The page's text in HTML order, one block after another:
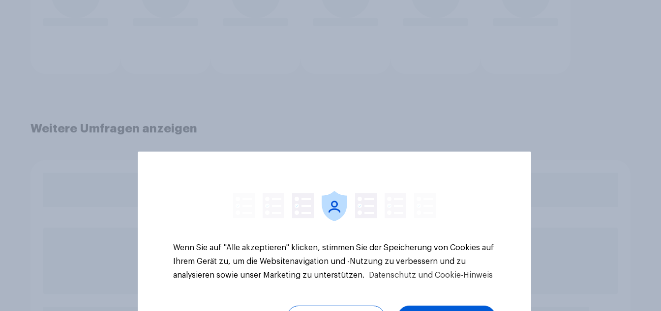
Weitere Umfragen anzeigen
Wenn Sie auf "Alle akzeptieren" klicken, stimmen Sie der Speicherung von Cookies auf
Ihrem Gerät zu, um die Websitenavigation und -Nutzung zu verbessern und zu
analysieren sowie unser Marketing zu unterstützen.
Datenschutz und Cookie-Hinweis